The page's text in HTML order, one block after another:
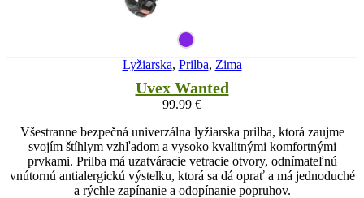
Lyžiarska, Prilba, Zima
Uvex Wanted
99.99 €
Všestranne bezpečná univerzálna lyžiarska prilba, ktorá zaujme
svojím štíhlym vzhľadom a vysoko kvalitnými komfortnými
prvkami. Prilba má uzatváracie vetracie otvory, odnímateľnú
vnútornú antialergickú výstelku, ktorá sa dá oprať a má jednoduché
a rýchle zapínanie a odopínanie popruhov.